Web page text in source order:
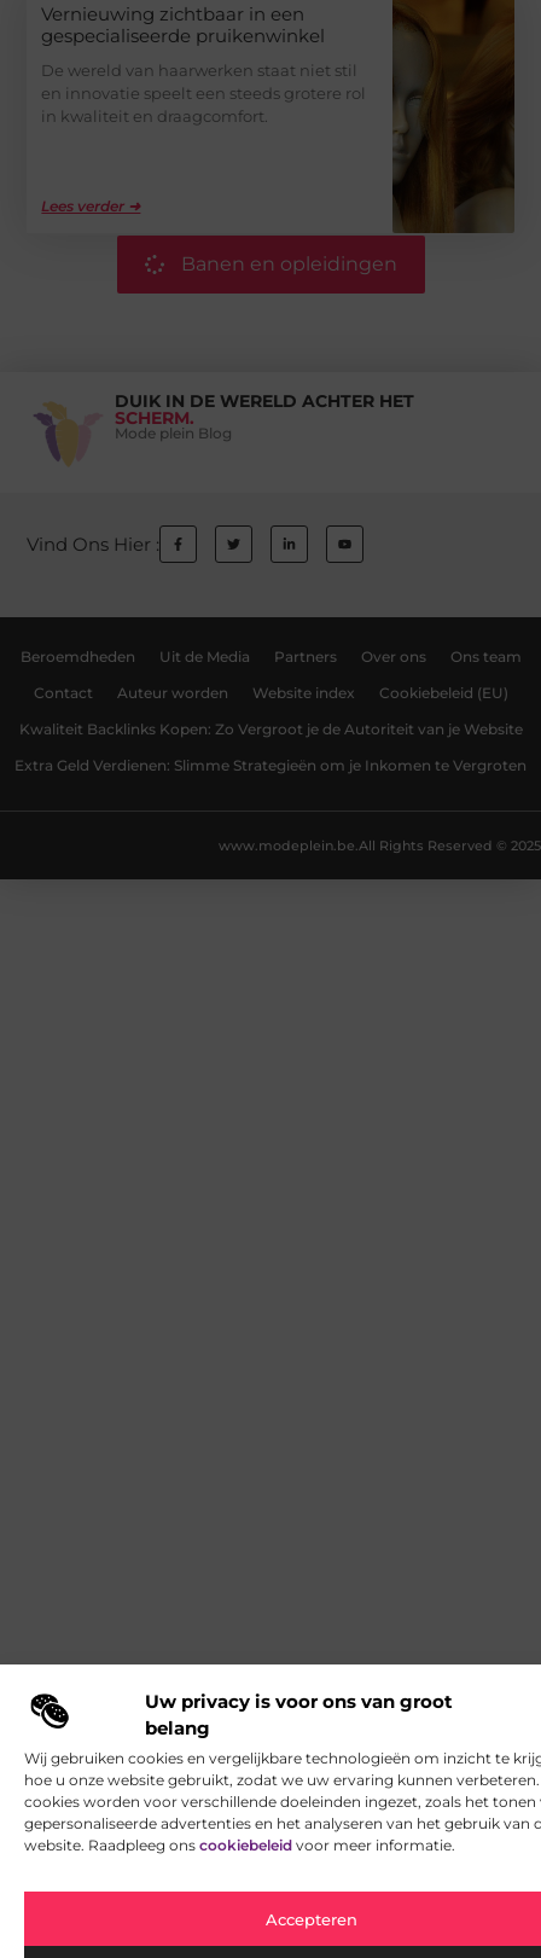
Uw privacy is voor ons van groot
belang
Wij gebruiken cookies en vergelijkbare technologieën om inzicht te
hoe u onze website gebruikt, zodat we uw ervaring kunnen verbeteren.
cookies worden voor verschillende doeleinden ingezet, zoals het tonen
gepersonaliseerde advertenties en het analyseren van het gebruik van
website. Raadpleeg ons cookiebeleid voor meer informatie.
Accepteren
Vernieuwing zichtbaar in een
gespecialiseerde pruikenwinkel
De wereld van haarwerken staat niet stil
en innovatie speelt een steeds grotere rol
in kwaliteit en draagcomfort.
Lees verder ➜
Banen en opleidingen
DUIK IN DE WERELD ACHTER HET
SCHERM.
Mode plein Blog
Vind Ons Hier :
Beroemdheden Uit de Media Partners Over ons Ons team
Contact Auteur worden Website index Cookiebeleid (EU)
Kwaliteit Backlinks Kopen: Zo Vergroot je de Autoriteit van je Website
Extra Geld Verdienen: Slimme Strategieën om je Inkomen te Vergroten
All Rights Reserved © 2025
www.modeplein.be.